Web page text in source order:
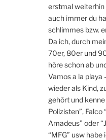
erstmal weiterhin
auch immer du
schlimmes bzw.
Da ich, durch
70er, 80er und
höre schon ab
Vamos a la playa
wieder als Kind,
gehört und
Polizisten”, Falco
Amadeus” oder
“MFG” usw